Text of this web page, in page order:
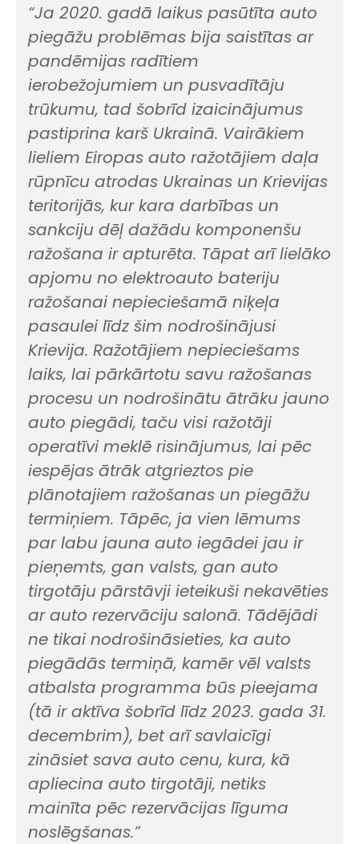
“Ja 2020. gadā laikus pasūtīta auto
piegāžu problēmas bija saistītas ar
pandēmijas radītiem
ierobežojumiem un pusvadītāju
trūkumu, tad šobrīd izaicinājumus
pastiprina karš Ukrainā. Vairākiem
lieliem Eiropas auto ražotājiem daļa
rūpnīcu atrodas Ukrainas un Krievijas
teritorijās, kur kara darbības un
sankciju dēļ dažādu komponenšu
ražošana ir apturēta. Tāpat arī lielāko
apjomu no elektroauto bateriju
ražošanai nepieciešamā niķeļa
pasaulei līdz šim nodrošinājusi
Krievija. Ražotājiem nepieciešams
laiks, lai pārkārtotu savu ražošanas
procesu un nodrošinātu ātrāku jauno
auto piegādi, taču visi ražotāji
operatīvi meklē risinājumus, lai pēc
iespējas ātrāk atgrieztos pie
plānotajiem ražošanas un piegāžu
termiņiem. Tāpēc, ja vien lēmums
par labu jauna auto iegādei jau ir
pieņemts, gan valsts, gan auto
tirgotāju pārstāvji ieteikuši nekavēties
ar auto rezervāciju salonā. Tādējādi
ne tikai nodrošināsieties, ka auto
piegādās termiņā, kamēr vēl valsts
atbalsta programma būs pieejama
(tā ir aktīva šobrīd līdz 2023. gada 31.
decembrim), bet arī savlaicīgi
zināsiet sava auto cenu, kura, kā
apliecina auto tirgotāji, netiks
mainīta pēc rezervācijas līguma
noslēgšanas.”